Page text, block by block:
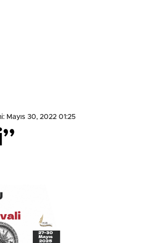
Mayıs 30, 2022 01:25